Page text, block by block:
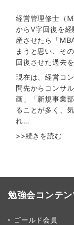
経営管理修士（
からV字回復を
産させたら「
まうと思い、そ
回復させた過去を
現在は、経営コ
問先からコンサ
画」「新規事業
ることが多く、
れ…
>>続きを読む
勉強会コンテン
ゴールド会員